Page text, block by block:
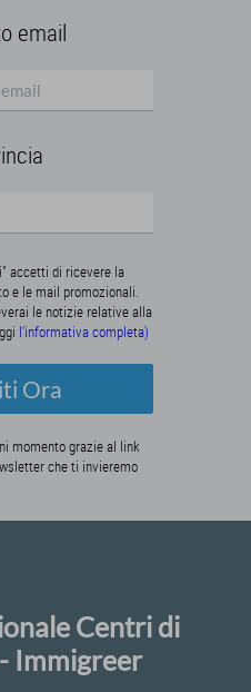
email
accetti di ricevere la
e le mail promozionali.
le notizie relative alla
l'informativa completa)
Ora
momento grazie al link
che ti invieremo
Centri di
Immigreer